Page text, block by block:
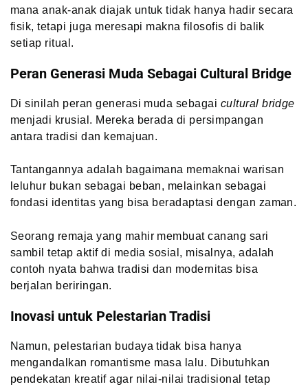
mana anak-anak diajak untuk tidak hanya hadir secara
fisik, tetapi juga meresapi makna filosofis di balik
setiap ritual.
Peran Generasi Muda Sebagai Cultural Bridge
Di sinilah peran generasi muda sebagai cultural bridge
menjadi krusial. Mereka berada di persimpangan
antara tradisi dan kemajuan.
Tantangannya adalah bagaimana memaknai warisan
leluhur bukan sebagai beban, melainkan sebagai
fondasi identitas yang bisa beradaptasi dengan zaman.
Seorang remaja yang mahir membuat canang sari
sambil tetap aktif di media sosial, misalnya, adalah
contoh nyata bahwa tradisi dan modernitas bisa
berjalan beriringan.
Inovasi untuk Pelestarian Tradisi
Namun, pelestarian budaya tidak bisa hanya
mengandalkan romantisme masa lalu. Dibutuhkan
pendekatan kreatif agar nilai-nilai tradisional tetap